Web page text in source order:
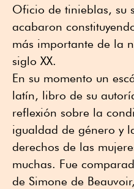
Oficio de tinieblas, su
acabaron
más importante de la
siglo XX.
En su momento un
latín, libro de su
reflexión sobre la
igualdad de género y
derechos de las
muchas. Fue
de Simone de